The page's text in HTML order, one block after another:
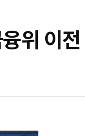
위 이전